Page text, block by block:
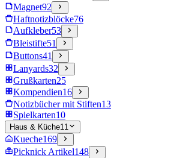
Magnet92
Haftnotizblöcke76
Aufkleber53
Bleistifte51
Buttons41
Lanyards32
Grußkarten25
Kompendien16
Notizbücher mit Stiften13
Spielkarten10
Haus & Küche11
Kueche169
Picknick Artikel148